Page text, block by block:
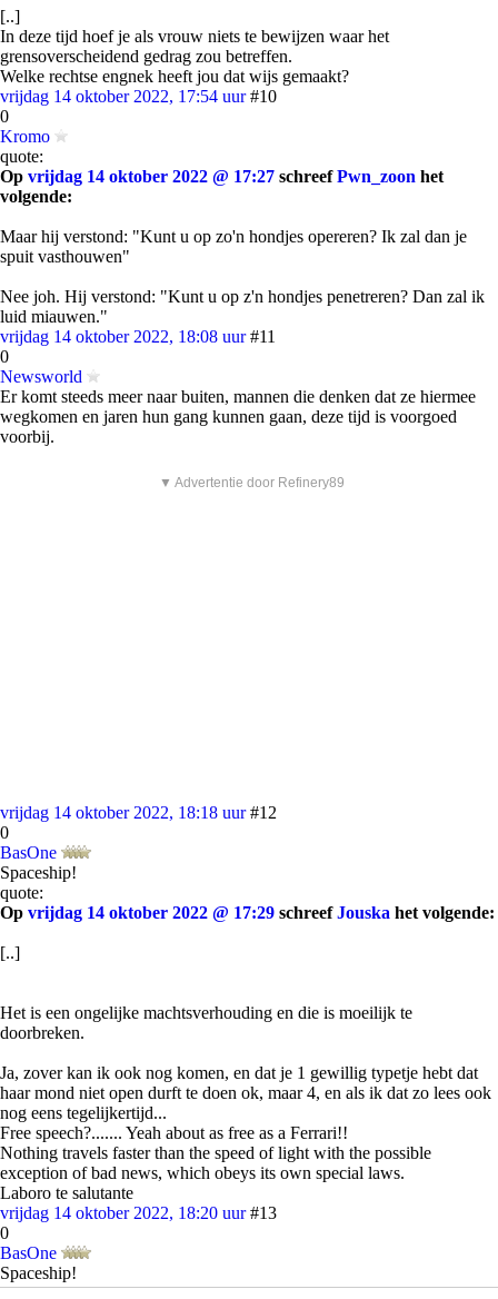
[..]
In deze tijd hoef je als vrouw niets te bewijzen waar het
grensoverscheidend gedrag zou betreffen.
Welke rechtse engnek heeft jou dat wijs gemaakt?
vrijdag 14 oktober 2022, 17:54 uur #10
0
Kromo
quote:
Op vrijdag 14 oktober 2022 @ 17:27 schreefPwn_zoon het
volgende:
Maar hij verstond: "Kunt u op zo'n hondjes opereren? Ik zal dan je
spuit vasthouwen"
Nee joh. Hij verstond: "Kunt u op z'n hondjes penetreren? Dan zal ik
luid miauwen."
vrijdag 14 oktober 2022, 18:08 uur #11
0
Newsworld
Er komt steeds meer naar buiten, mannen die denken dat ze hiermee
wegkomen en jaren hun gang kunnen gaan, deze tijd is voorgoed
voorbij.
▼ Advertentie door Refinery89
vrijdag 14 oktober 2022, 18:18 uur #12
0
BasOne
Spaceship!
quote:
Op vrijdag 14 oktober 2022 @ 17:29 schreefJouska het volgende:
[..]
Het is een ongelijke machtsverhouding en die is moeilijk te
doorbreken.
Ja, zover kan ik ook nog komen, en dat je 1 gewillig typetje hebt dat
haar mond niet open durft te doen ok, maar 4, en als ik dat zo lees ook
nog eens tegelijkertijd...
Free speech?....... Yeah about as free as a Ferrari!!
Nothing travels faster than the speed of light with the possible
exception of bad news, which obeys its own special laws.
Laboro te salutante
vrijdag 14 oktober 2022, 18:20 uur #13
0
BasOne
Spaceship!
quote: